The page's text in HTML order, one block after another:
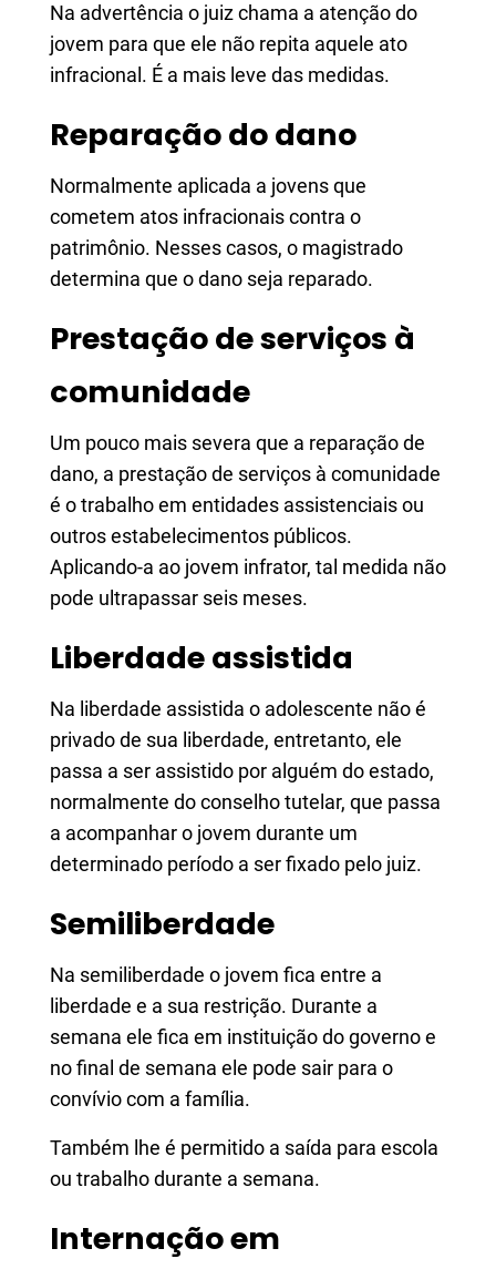
Na advertência o juiz chama a atenção do
jovem para que ele não repita aquele ato
infracional. É a mais leve das medidas.
Reparação do dano
Normalmente aplicada a jovens que
cometem atos infracionais contra o
patrimônio. Nesses casos, o magistrado
determina que o dano seja reparado.
Prestação de serviços à
comunidade
Um pouco mais severa que a reparação de
dano, a prestação de serviços à comunidade
é o trabalho em entidades assistenciais ou
outros estabelecimentos públicos.
Aplicando-a ao jovem infrator, tal medida não
pode ultrapassar seis meses.
Liberdade assistida
Na liberdade assistida o adolescente não é
privado de sua liberdade, entretanto, ele
passa a ser assistido por alguém do estado,
normalmente do conselho tutelar, que passa
a acompanhar o jovem durante um
determinado período a ser fixado pelo juiz.
Semiliberdade
Na semiliberdade o jovem fica entre a
liberdade e a sua restrição. Durante a
semana ele fica em instituição do governo e
no final de semana ele pode sair para o
convívio com a família.
Também lhe é permitido a saída para escola
ou trabalho durante a semana.
Internação em